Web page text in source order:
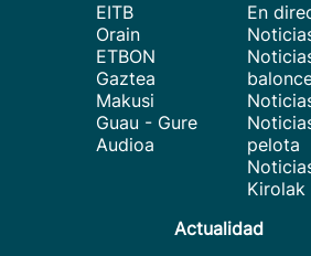
EITB
Orain
ETBON
Gaztea
Makusi
Guau - Gure
Audioa
En
pelota
Kirolak
Actualidad